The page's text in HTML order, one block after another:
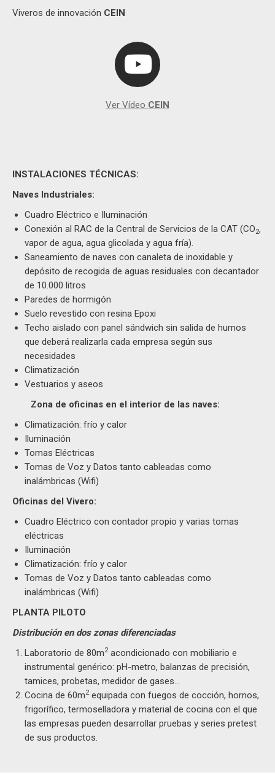
Viveros de innovación CEIN
Ver Vídeo CEIN
INSTALACIONES TÉCNICAS:
Naves Industriales:
Cuadro Eléctrico e Iluminación
Conexión al RAC de la Central de Servicios de la CAT (CO2,
vapor de agua, agua glicolada y agua fría).
Saneamiento de naves con canaleta de inoxidable y
depósito de recogida de aguas residuales con decantador
de 10.000 litros
Paredes de hormigón
Suelo revestido con resina Epoxi
Techo aislado con panel sándwich sin salida de humos
que deberá realizarla cada empresa según sus
necesidades
Climatización
Vestuarios y aseos
Zona de oficinas en el interior de las naves:
Climatización: frío y calor
Iluminación
Tomas Eléctricas
Tomas de Voz y Datos tanto cableadas como
inalámbricas (Wifi)
Oficinas del Vivero:
Cuadro Eléctrico con contador propio y varias tomas
eléctricas
Iluminación
Climatización: frío y calor
Tomas de Voz y Datos tanto cableadas como
inalámbricas (Wifi)
PLANTA PILOTO
Distribución en dos zonas diferenciadas
Laboratorio de 80m2acondicionado con mobiliario e
instrumental genérico: pH-metro, balanzas de precisión,
tamices, probetas, medidor de gases…
Cocina de 60m2equipada con fuegos de cocción, hornos,
frigorífico, termoselladora y material de cocina con el que
las empresas pueden desarrollar pruebas y series pretest
de sus productos.